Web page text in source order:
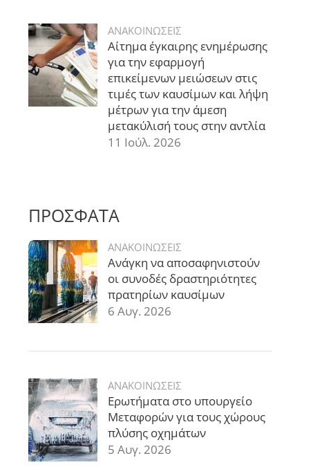
ΑΝΑΚΟΙΝΩΣΕΙΣ
Αίτημα έγκαιρης ενημέρωσης
για την εφαρμογή
επικείμενων μειώσεων στις
τιμές των καυσίμων και λήψη
μέτρων για την άμεση
μετακύλισή τους στην αντλία
11 Ιούλ. 2026
ΠΡΟΣΦΑΤΑ
ΑΝΑΚΟΙΝΩΣΕΙΣ
Ανάγκη να αποσαφηνιστούν
οι συνοδές δραστηριότητες
πρατηρίων καυσίμων
6 Αυγ. 2026
ΑΝΑΚΟΙΝΩΣΕΙΣ
Ερωτήματα στο υπουργείο
Μεταφορών για τους χώρους
πλύσης οχημάτων
5 Αυγ. 2026